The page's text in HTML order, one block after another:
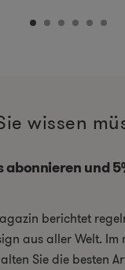
wissen
abonnieren und
berichtet
aus aller Welt. Im
Sie die besten